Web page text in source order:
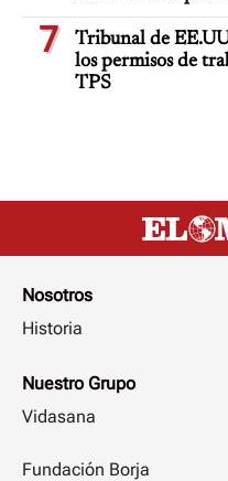
7
Tribunal de
los permisos de
TPS
Nosotros
Historia
Nuestro Grupo
Vidasana
Fundación Borja